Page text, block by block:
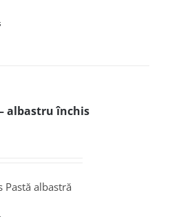
– albastru închis
Pastă albastră